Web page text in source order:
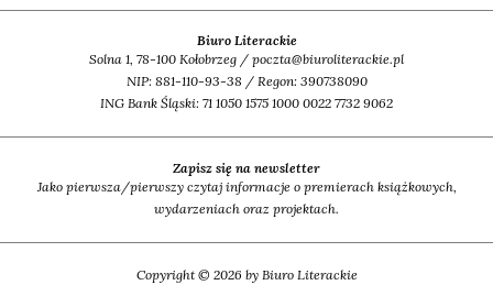
Biuro Literackie
Solna 1, 78-100 Kołobrzeg / poczta@biuroliterackie.pl
NIP: 881-110-93-38 / Regon: 390738090
ING Bank Śląski: 71 1050 1575 1000 0022 7732 9062
Zapisz się na newsletter
Jako pierwsza/pierwszy czytaj informacje o premierach książkowych,
wydarzeniach oraz projektach.
Copyright © 2026 by Biuro Literackie